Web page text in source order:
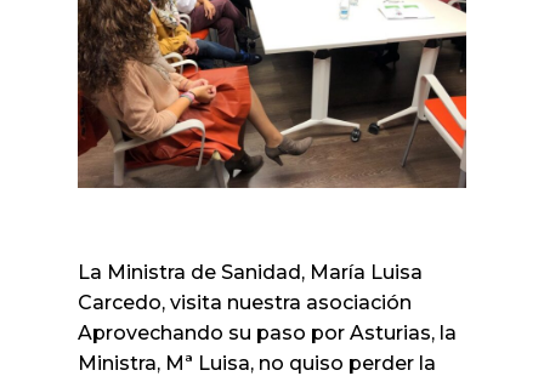
La Ministra de Sanidad, María Luisa
Carcedo, visita nuestra asociación
Aprovechando su paso por Asturias, la
Ministra, Mª Luisa, no quiso perder la